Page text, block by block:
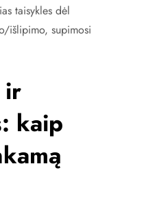
taisykles dėl
išlipimo, supimosi
ir
kaip